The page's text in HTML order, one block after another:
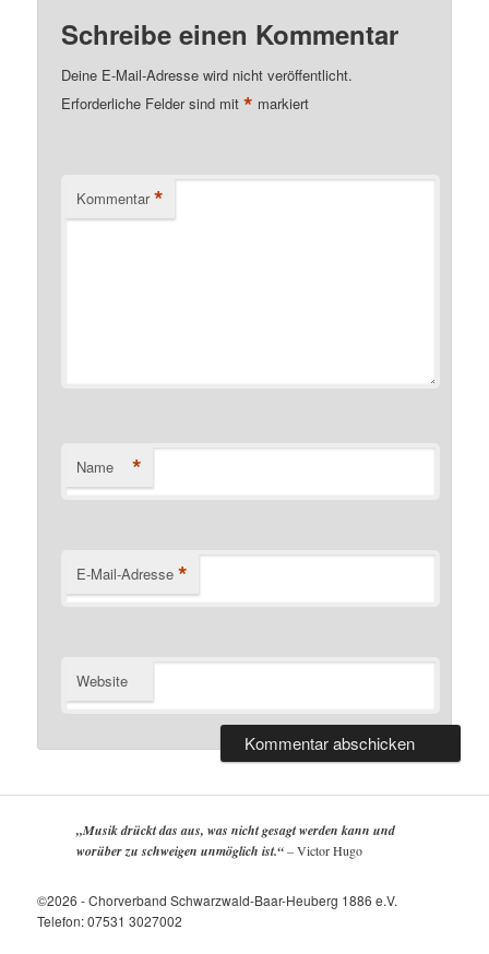
Schreibe einen Kommentar
Deine E-Mail-Adresse wird nicht veröffentlicht.
Erforderliche Felder sind mit* markiert
Kommentar *
Name *
E-Mail-Adresse *
Website
„Musik drückt das aus, was nicht gesagt werden kann und
worüber zu schweigen unmöglich ist.“–Victor Hugo
©2026 - Chorverband Schwarzwald-Baar-Heuberg 1886 e.V.
Telefon: 07531 3027002